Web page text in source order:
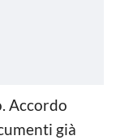
Accordo
già